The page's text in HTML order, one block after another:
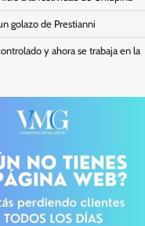
golazo de Prestianni
y ahora se trabaja en la